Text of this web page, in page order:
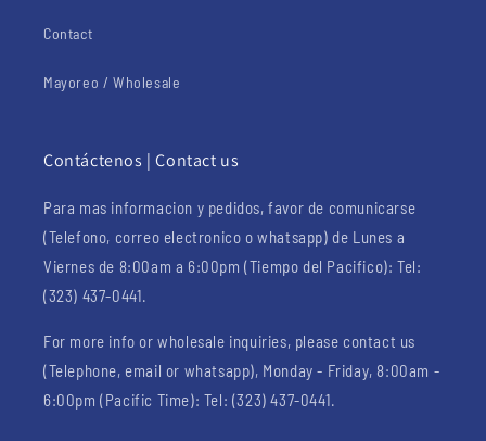
Contact
Mayoreo / Wholesale
Contáctenos | Contact us
Para mas informacion y pedidos, favor de comunicarse
(Telefono, correo electronico o whatsapp) de Lunes a
Viernes de 8:00am a 6:00pm (Tiempo del Pacifico): Tel:
(323) 437-0441.
For more info or wholesale inquiries, please contact us
(Telephone, email or whatsapp), Monday - Friday, 8:00am -
6:00pm (Pacific Time): Tel: (323) 437-0441.